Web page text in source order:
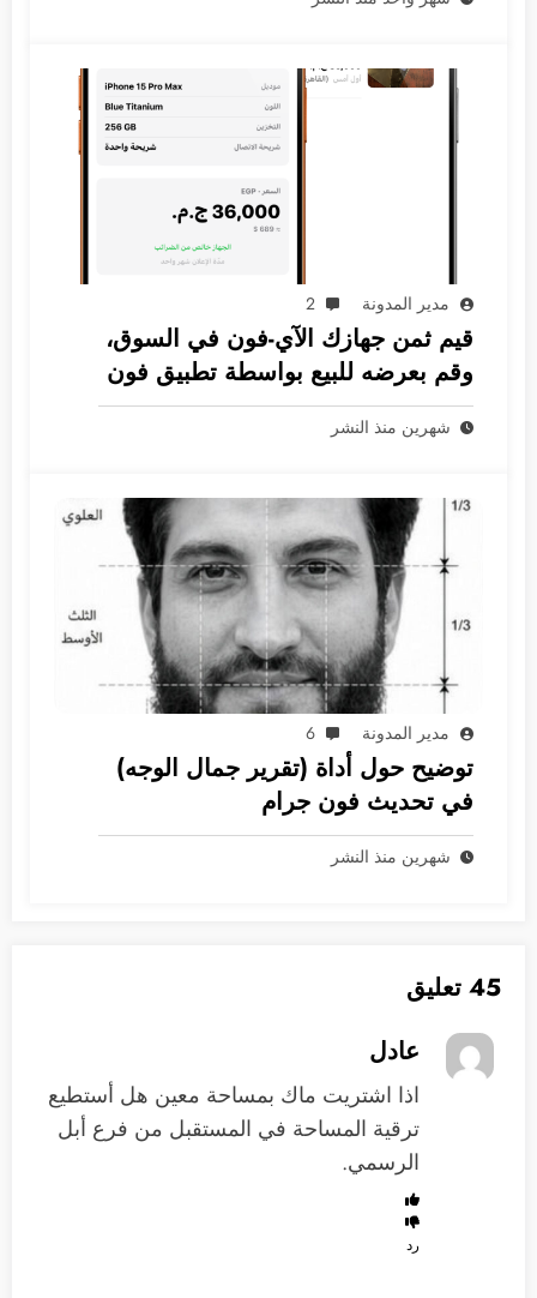
مدير المدونة 2
قيم ثمن جهازك الآي-فون في السوق،
وقم بعرضه للبيع بواسطة تطبيق فون
جرام
شهرين منذ النشر
مدير المدونة 6
توضيح حول أداة (تقرير جمال الوجه)
في تحديث فون جرام
شهرين منذ النشر
45 تعليق
عادل
اذا اشتريت ماك بمساحة معين هل أستطيع
ترقية المساحة في المستقبل من فرع أبل
الرسمي.
رد